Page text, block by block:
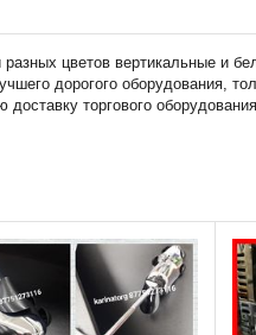
цветов вертикальные и
дорогого оборудования,
торгового